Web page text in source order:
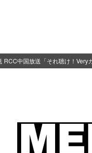
RCC中国放送「それ聴け！